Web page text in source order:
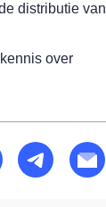
distributie van
over